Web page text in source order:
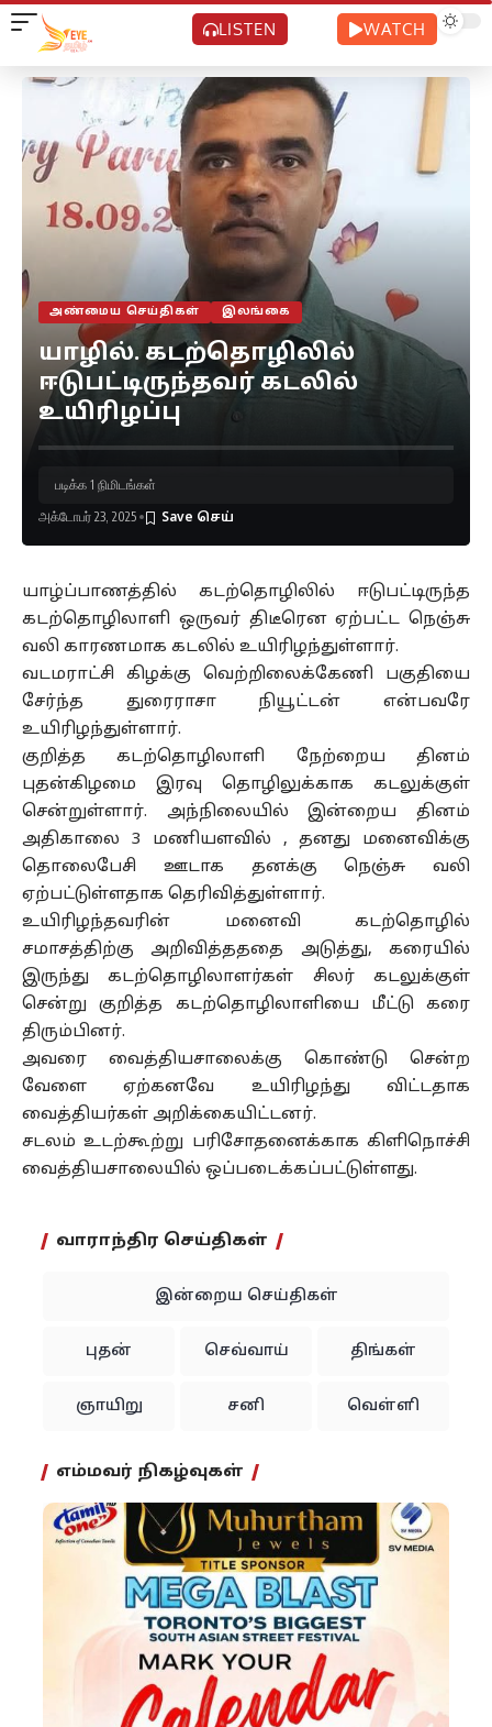
LISTEN WATCH
அண்மைய செய்திகள் இலங்கை
யாழில். கடற்தொழிலில்
ஈடுபட்டிருந்தவர் கடலில்
உயிரிழப்பு
அக்டோபர் 23, 2025
படிக்க 1 நிமிடங்கள்
யாழ்ப்பாணத்தில் கடற்தொழிலில் ஈடுபட்டிருந்த
கடற்தொழிலாளி ஒருவர் திடீரென ஏற்பட்ட நெஞ்சு
வலி காரணமாக கடலில் உயிரிழந்துள்ளார்.
வடமராட்சி கிழக்கு வெற்றிலைக்கேணி பகுதியை
சேர்ந்த துரைராசா நியூட்டன் என்பவரே
உயிரிழந்துள்ளார்.
குறித்த கடற்தொழிலாளி நேற்றைய தினம்
புதன்கிழமை இரவு தொழிலுக்காக கடலுக்குள்
சென்றுள்ளார். அந்நிலையில் இன்றைய தினம்
அதிகாலை 3 மணியளவில் , தனது மனைவிக்கு
தொலைபேசி ஊடாக தனக்கு நெஞ்சு வலி
ஏற்பட்டுள்ளதாக தெரிவித்துள்ளார்.
உயிரிழந்தவரின் மனைவி கடற்தொழில்
சமாசத்திற்கு அறிவித்தததை அடுத்து, கரையில்
இருந்து கடற்தொழிலாளர்கள் சிலர் கடலுக்குள்
சென்று குறித்த கடற்தொழிலாளியை மீட்டு கரை
திரும்பினர்.
அவரை வைத்தியசாலைக்கு கொண்டு சென்ற
வேளை ஏற்கனவே உயிரிழந்து விட்டதாக
வைத்தியர்கள் அறிக்கையிட்டனர்.
சடலம் உடற்கூற்று பரிசோதனைக்காக கிளிநொச்சி
வைத்தியசாலையில் ஒப்படைக்கப்பட்டுள்ளது.
வாராந்திர செய்திகள்
இன்றைய செய்திகள்
புதன் செவ்வாய் திங்கள்
ஞாயிறு சனி வெள்ளி
எம்மவர் நிகழ்வுகள்